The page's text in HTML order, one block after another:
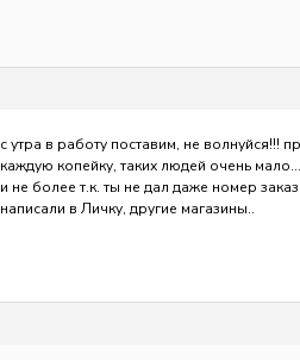
с утра в работу поставим, не волнуйся!!!
каждую копейку, таких людей очень мало…
и не более т.к. ты не дал даже номер
написали в Личку, другие магазины..